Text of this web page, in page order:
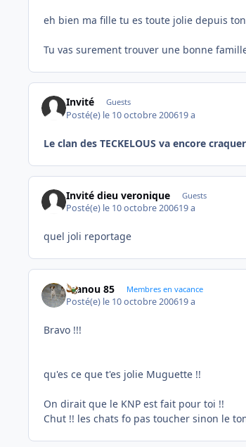
eh bien ma fille tu es toute jolie depuis
Tu vas surement trouver une bonne
Invité Guests
Posté(e) le 10 octobre 200619 a
Le clan des TECKELOUS va encore
Invité dieu veronique Guests
Posté(e) le 10 octobre 200619 a
quel joli reportage
manou 85 Membres en vacance
Posté(e) le 10 octobre 200619 a
Bravo !!!
qu'es ce que t'es jolie Muguette !!
On dirait que le KNP est fait pour toi !!
Chut !! les chats fo pas toucher sinon le